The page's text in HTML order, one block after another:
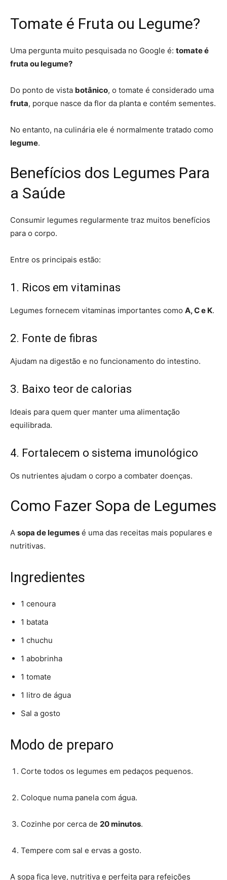
Tomate é Fruta ou Legume?
Uma pergunta muito pesquisada no Google é: tomate é
fruta ou legume?
Do ponto de vista botânico, o tomate é considerado uma
fruta, porque nasce da flor da planta e contém sementes.
No entanto, na culinária ele é normalmente tratado como
legume.
Benefícios dos Legumes Para
a Saúde
Consumir legumes regularmente traz muitos benefícios
para o corpo.
Entre os principais estão:
1. Ricos em vitaminas
Legumes fornecem vitaminas importantes como A, C e K.
2. Fonte de fibras
Ajudam na digestão e no funcionamento do intestino.
3. Baixo teor de calorias
Ideais para quem quer manter uma alimentação
equilibrada.
4. Fortalecem o sistema imunológico
Os nutrientes ajudam o corpo a combater doenças.
Como Fazer Sopa de Legumes
A sopa de legumes é uma das receitas mais populares e
nutritivas.
Ingredientes
1 cenoura
1 batata
1 chuchu
1 abobrinha
1 tomate
1 litro de água
Sal a gosto
Modo de preparo
Corte todos os legumes em pedaços pequenos.
Coloque numa panela com água.
Cozinhe por cerca de 20 minutos.
Tempere com sal e ervas a gosto.
A sopa fica leve, nutritiva e perfeita para refeições